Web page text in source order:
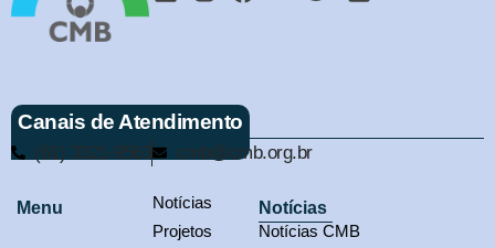
Canais de Atendimento
(61) 3321-9563 cmb@cmb.org.br
Menu
Notícias
Projetos
Notícias
Notícias CMB